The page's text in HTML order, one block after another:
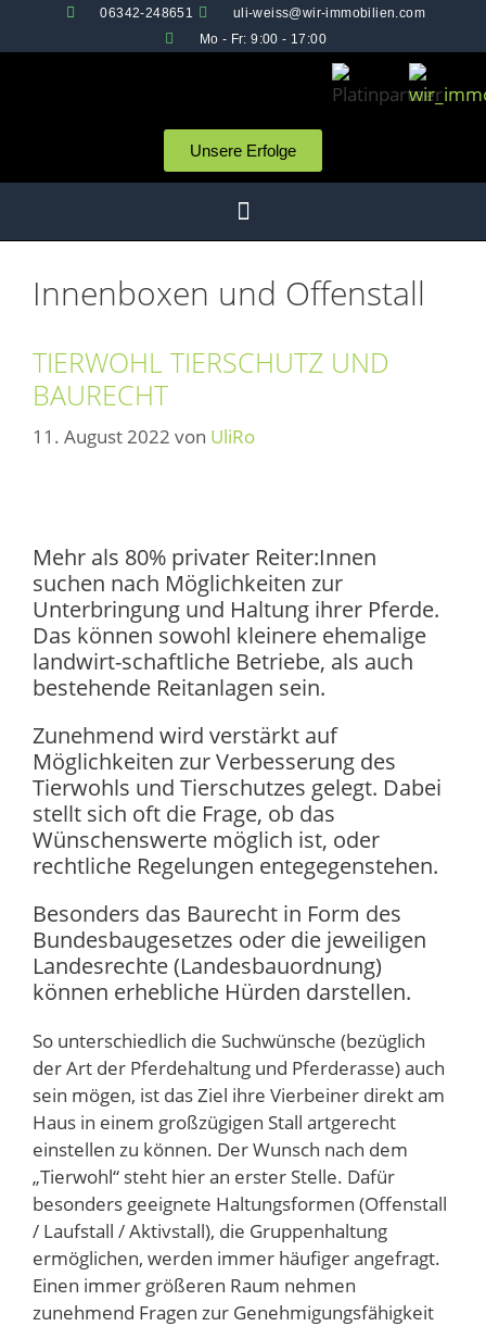
06342-248651
uli-weiss@wir-immobilien.com
Mo - Fr: 9:00 - 17:00
Unsere Erfolge
Innenboxen und Offenstall
TIERWOHL TIERSCHUTZ UND
BAURECHT
11. August 2022 von UliRo
Mehr als 80% privater Reiter:Innen
suchen nach Möglichkeiten zur
Unterbringung und Haltung ihrer Pferde.
Das können sowohl kleinere ehemalige
landwirt-schaftliche Betriebe, als auch
bestehende Reitanlagen sein.
Zunehmend wird verstärkt auf
Möglichkeiten zur Verbesserung des
Tierwohls und Tierschutzes gelegt. Dabei
stellt sich oft die Frage, ob das
Wünschenswerte möglich ist, oder
rechtliche Regelungen entegegenstehen.
Besonders das Baurecht in Form des
Bundesbaugesetzes oder die jeweiligen
Landesrechte (Landesbauordnung)
können erhebliche Hürden darstellen.
So unterschiedlich die Suchwünsche (bezüglich
der Art der Pferdehaltung und Pferderasse) auch
sein mögen, ist das Ziel ihre Vierbeiner direkt am
Haus in einem großzügigen Stall artgerecht
einstellen zu können. Der Wunsch nach dem
„Tierwohl“ steht hier an erster Stelle. Dafür
besonders geeignete Haltungsformen (Offenstall
/ Laufstall / Aktivstall), die Gruppenhaltung
ermöglichen, werden immer häufiger angefragt.
Einen immer größeren Raum nehmen
zunehmend Fragen zur Genehmigungsfähigkeit